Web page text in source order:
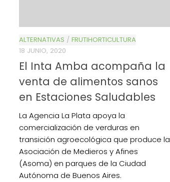
ALTERNATIVAS / FRUTIHORTICULTURA
18 JUNIO, 2020
El Inta Amba acompaña la
venta de alimentos sanos
en Estaciones Saludables
La Agencia La Plata apoya la
comercialización de verduras en
transición agroecológica que produce la
Asociación de Medieros y Afines
(Asoma) en parques de la Ciudad
Autónoma de Buenos Aires.